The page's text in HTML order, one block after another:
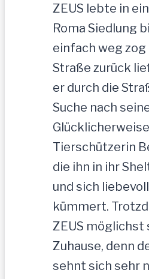
ZEUS lebte in
Roma Siedlung
einfach weg zog
Straße zurück
er durch die
Suche nach
Tierschützerin
die ihn in ihr
und sich
kümmert.
ZEUS möglichst
Zuhause, denn
sehnt sich sehr